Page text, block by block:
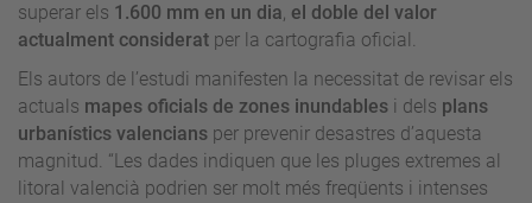
superar els 1.600 mm en un dia, el doble del valor
actualment considerat per la cartografia oficial.
Els autors de l’estudi manifesten la necessitat de revisar els
actuals mapes oficials de zones inundables i dels plans
urbanístics valencians per prevenir desastres d’aquesta
magnitud. “Les dades indiquen que les pluges extremes al
litoral valencià podrien ser molt més freqüents i intenses